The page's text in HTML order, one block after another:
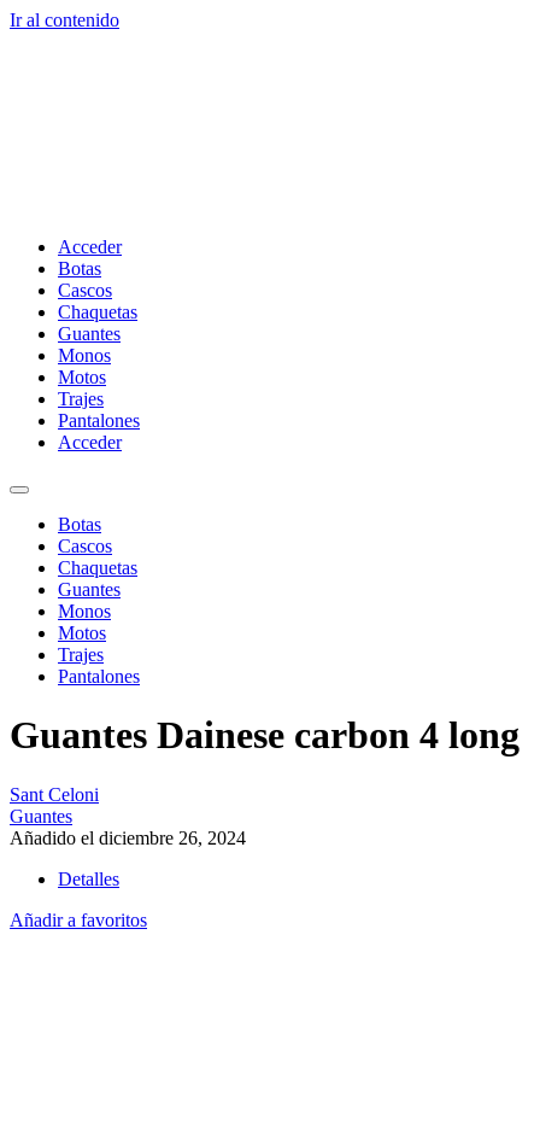
Ir al contenido
Acceder
Botas
Cascos
Chaquetas
Guantes
Monos
Motos
Trajes
Pantalones
Acceder
Botas
Cascos
Chaquetas
Guantes
Monos
Motos
Trajes
Pantalones
Guantes Dainese carbon 4 long
Sant Celoni
Guantes
Añadido el diciembre 26, 2024
Detalles
Añadir a favoritos